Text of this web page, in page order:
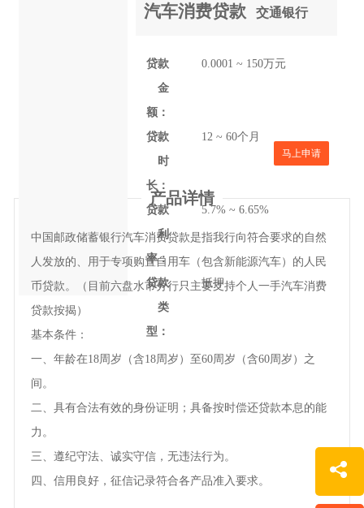
政 案 我
汽车消费贷款 交通银行
贷款
金
额：
0.0001 ~ 150万元
贷款
时
长：
12 ~ 60个月
贷款
利
率：
5.7% ~ 6.65%
贷款
类
型：
抵押
马上申请
产品详情
中国邮政储蓄银行汽车消费贷款是指我行向符合要求的自然
人发放的、用于专项购置自用车（包含新能源汽车）的人民
币贷款。（目前六盘水市分行只主要支持个人一手汽车消费
贷款按揭）
基本条件：
一、年龄在18周岁（含18周岁）至60周岁（含60周岁）之
间。
二、具有合法有效的身份证明；具备按时偿还贷款本息的能
力。
三、遵纪守法、诚实守信，无违法行为。
四、信用良好，征信记录符合各产品准入要求。